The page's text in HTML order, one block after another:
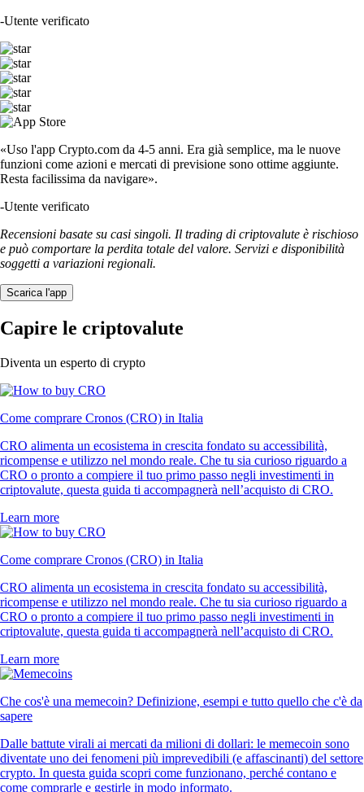
-Utente verificato
«Uso l'app Crypto.com da 4-5 anni. Era già semplice, ma le nuove
funzioni come azioni e mercati di previsione sono ottime aggiunte.
Resta facilissima da navigare».
-Utente verificato
Recensioni basate su casi singoli. Il trading di criptovalute è rischioso
e può comportare la perdita totale del valore. Servizi e disponibilità
soggetti a variazioni regionali.
Scarica l'app
Capire le criptovalute
Diventa un esperto di crypto
Come comprare Cronos (CRO) in Italia
CRO alimenta un ecosistema in crescita fondato su accessibilità,
ricompense e utilizzo nel mondo reale. Che tu sia curioso riguardo a
CRO o pronto a compiere il tuo primo passo negli investimenti in
criptovalute, questa guida ti accompagnerà nell’acquisto di CRO.
Learn more
Come comprare Cronos (CRO) in Italia
CRO alimenta un ecosistema in crescita fondato su accessibilità,
ricompense e utilizzo nel mondo reale. Che tu sia curioso riguardo a
CRO o pronto a compiere il tuo primo passo negli investimenti in
criptovalute, questa guida ti accompagnerà nell’acquisto di CRO.
Learn more
Che cos'è una memecoin? Definizione, esempi e tutto quello che c'è da
sapere
Dalle battute virali ai mercati da milioni di dollari: le memecoin sono
diventate uno dei fenomeni più imprevedibili (e affascinanti) del settore
crypto. In questa guida scopri come funzionano, perché contano e
come comprarle e gestirle in modo informato.